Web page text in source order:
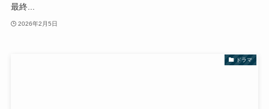
最終...
2026年2月5日
ドラマ